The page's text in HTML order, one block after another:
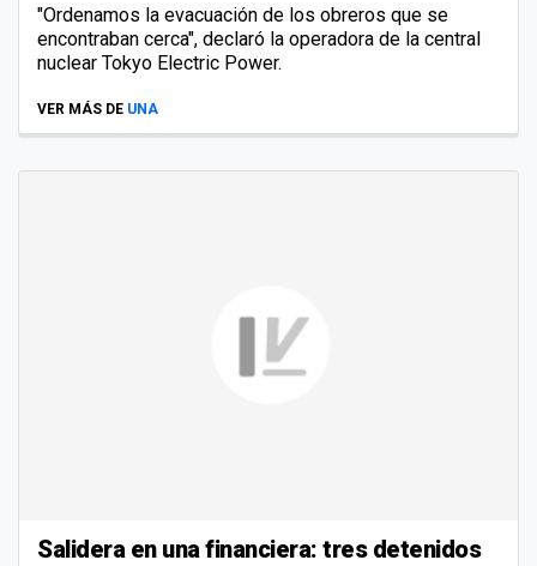
"Ordenamos la evacuación de los obreros que se
encontraban cerca", declaró la operadora de la central
nuclear Tokyo Electric Power.
VER MÁS DE UNA
Salidera en una financiera: tres detenidos